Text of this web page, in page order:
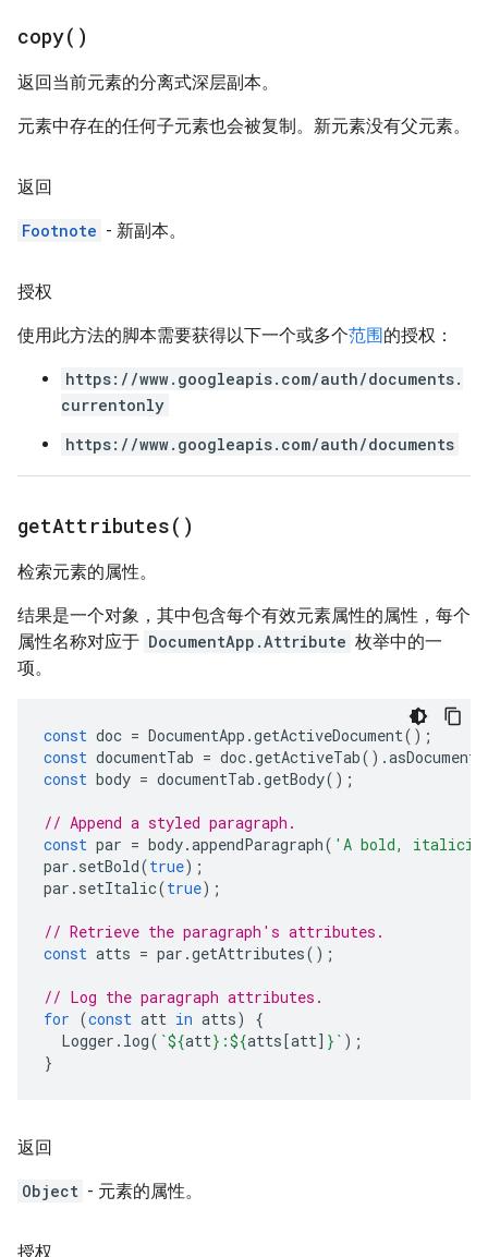
copy( )
返回当前元素的分离式深层副本。
元素中存在的任何子元素也会被复制。新元素没有父元素。
返回
Footnote - 新副本。
授权
使用此方法的脚本需要获得以下一个或多个范围的授权：
https://www.googleapis.com/auth/documents.
currentonly
https://www.googleapis.com/auth/documents
getAttributes( )
检索元素的属性。
结果是一个对象，其中包含每个有效元素属性的属性，每个
属性名称对应于 DocumentApp.Attribute 枚举中的一
项。
const doc = DocumentApp .getActiveDocument();
const documentTab = doc.getActiveTab().
const body = documentTab .getBody();
// Append a styled paragraph.
const par = body.appendParagraph( 'A bold,
par . setBold(true);
par . setItalic(true);
// Retrieve the paragraph's attributes.
const atts = par .getAttributes();
// Log the paragraph attributes.
for (const att in atts)
{
Logger . log( `${att} :${atts[att] } ` );
}
返回
Object - 元素的属性。
授权